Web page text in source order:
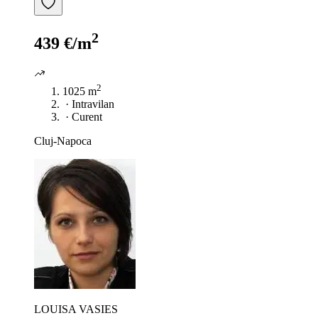
439 €/m2
1025 m2
· Intravilan
· Curent
Cluj-Napoca
LOUISA VASIES